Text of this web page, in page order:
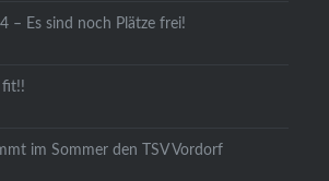
– Es sind noch Plätze frei!
fit!!
im Sommer den TSV Vordorf